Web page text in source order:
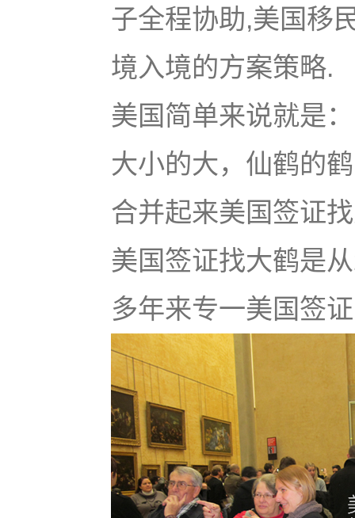
子全程协助,美国移
境入境的方案策略.
美国简单来说就是
大小的大，仙鹤的
合并起来美国签证
美国签证找大鹤是
多年来专一美国签